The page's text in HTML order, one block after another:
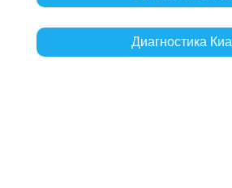
Диагностика Киа